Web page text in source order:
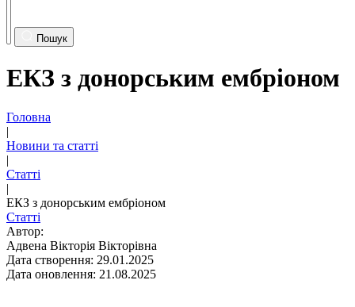
Пошук
ЕКЗ з донорським ембріоном
Головна
|
Новини та статті
|
Статті
|
ЕКЗ з донорським ембріоном
Статті
Автор:
Адвена Вікторія Вікторівна
Дата створення: 29.01.2025
Дата оновлення: 21.08.2025